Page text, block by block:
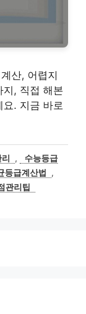
산, 어렵지
지, 직접 해본
요. 지금 바로
,
수능등급
등급계산법
,
관리팁